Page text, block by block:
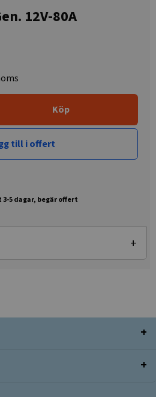
12V-80A
Köp
till i offert
5 dagar, begär offert